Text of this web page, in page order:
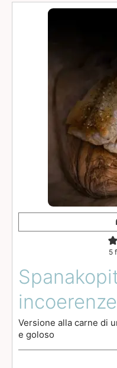
5
Versione alla carne di
e goloso